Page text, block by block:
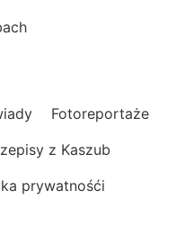
Fotoreportaże
z Kaszub
prywatnośći